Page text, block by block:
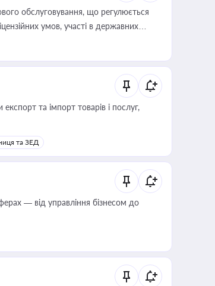
обслуговування, що регулюється
умов, участі в державних
та імпорт товарів і послуг,
та ЗЕД
— від управління бізнесом до